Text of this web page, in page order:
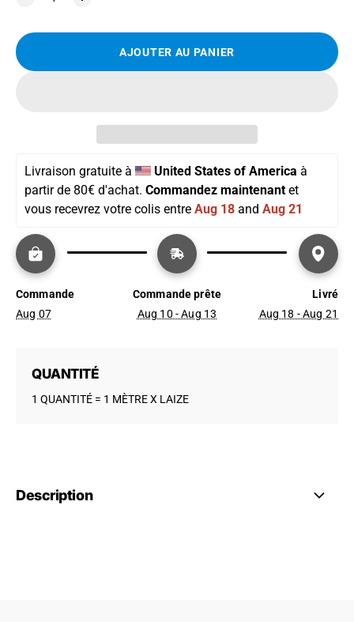
AJOUTER AU PANIER
Livraison gratuite à United States of America à
partir de 80€ d'achat. Commandez maintenant et
vous recevrez votre colis entre Aug 18 and Aug 21
Commande
Aug 07
Commande prête
Aug 10 - Aug 13
Livré
Aug 18 - Aug 21
QUANTITÉ
1 QUANTITÉ = 1 MÈTRE X LAIZE
Description